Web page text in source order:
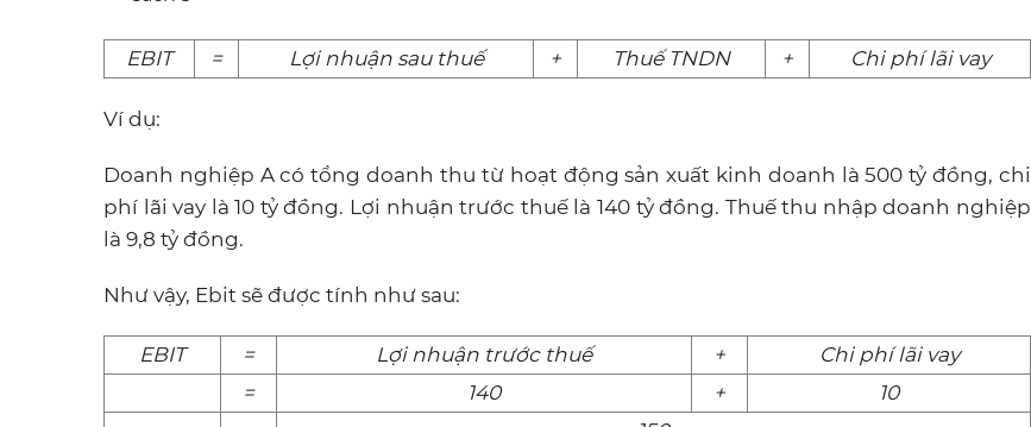
EBIT = Lợi nhuận sau thuế + Thuế TNDN + Chi phí lãi vay
Ví dụ:
Doanh nghiệp A có tổng doanh thu từ hoạt động sản xuất kinh doanh là 500 tỷ đồng, chi
phí lãi vay là 10 tỷ đồng. Lợi nhuận trước thuế là 140 tỷ đồng. Thuế thu nhập doanh nghiệp
là 9,8 tỷ đồng.
Như vậy, Ebit sẽ được tính như sau:
EBIT = Lợi nhuận trước thuế +
Chi phí lãi vay
=
140 +
10